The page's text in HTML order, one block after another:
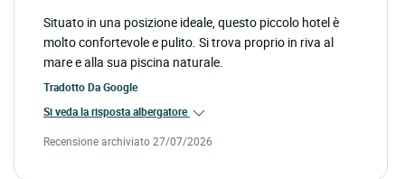
Situato in una posizione ideale, questo piccolo hotel è
molto confortevole e pulito. Si trova proprio in riva al
mare e alla sua piscina naturale.
Tradotto DaGoogle
Si veda la risposta albergatore
Recensione archiviato 27/07/2026